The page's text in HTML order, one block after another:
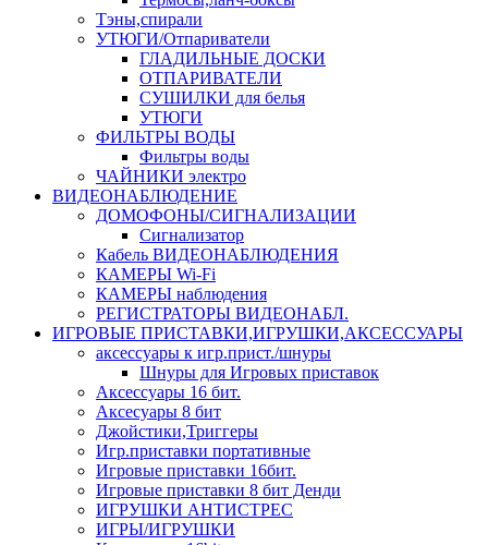
Тэны,спирали
УТЮГИ/Отпариватели
ГЛАДИЛЬНЫЕ ДОСКИ
ОТПАРИВАТЕЛИ
СУШИЛКИ для белья
УТЮГИ
ФИЛЬТРЫ ВОДЫ
Фильтры воды
ЧАЙНИКИ электро
ВИДЕОНАБЛЮДЕНИЕ
ДОМОФОНЫ/СИГНАЛИЗАЦИИ
Сигнализатор
Кабель ВИДЕОНАБЛЮДЕНИЯ
КАМЕРЫ Wi-Fi
КАМЕРЫ наблюдения
РЕГИСТРАТОРЫ ВИДЕОНАБЛ.
ИГРОВЫЕ ПРИСТАВКИ,ИГРУШКИ,АКСЕССУАРЫ
аксесcуары к игр.прист./шнуры
Шнуры для Игровых приставок
Аксессуары 16 бит.
Аксесуары 8 бит
Джойстики,Триггеры
Игр.приставки портативные
Игровые приставки 16бит.
Игровые приставки 8 бит Денди
ИГРУШКИ АНТИСТРЕС
ИГРЫ/ИГРУШКИ